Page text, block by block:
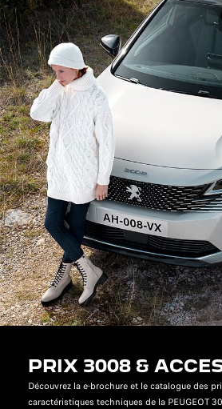
PRIX 3008 &
Découvrez la e-brochure et le catalogue des
caractéristiques techniques de la PEUGEOT